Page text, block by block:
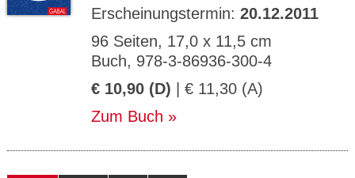
Erscheinungstermin: 20.12.2011
96 Seiten, 17,0 x 11,5 cm
Buch, 978-3-86936-300-4
€ 10,90 (D) | € 11,30 (A)
Zum Buch